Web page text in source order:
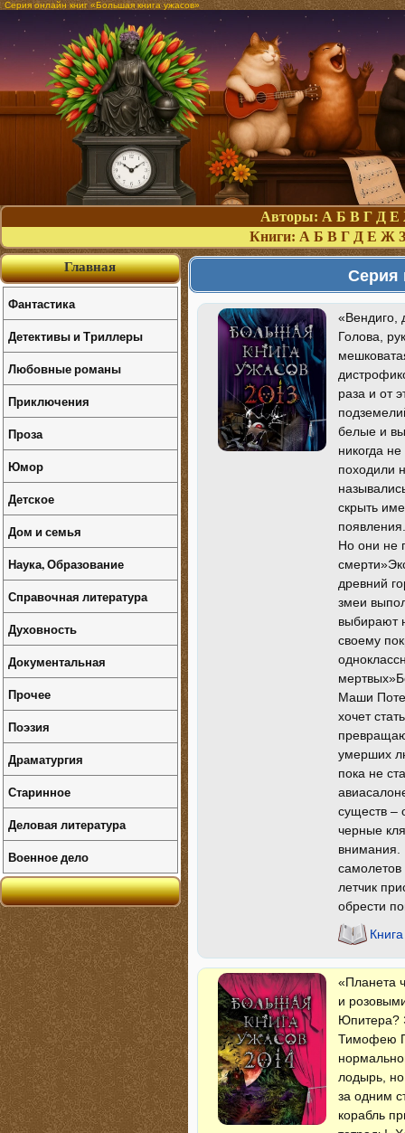
Серия онлайн книг «Большая книга ужасов»
Авторы: А Б В Г Д Е
Книги: А Б В Г Д Е Ж З
Серия
«Вендиго,
Голова,
раза и от
белые и
никогда
походили
скрыть
Но они не
древний
змеи
выбирают
своему
Маши
хочет
умерших
пока не
существ –
черные
внимания.
летчик
обрести
«Планета
и
Юпитера?
Тимофею
лодырь,
за одним
корабль
Главная
Фантастика
Детективы и Триллеры
Любовные романы
Приключения
Проза
Юмор
Детское
Дом и семья
Наука, Образование
Справочная литература
Духовность
Документальная
Прочее
Поэзия
Драматургия
Старинное
Деловая литература
Военное дело